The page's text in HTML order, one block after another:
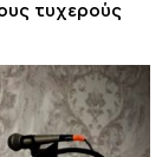
τυχερούς